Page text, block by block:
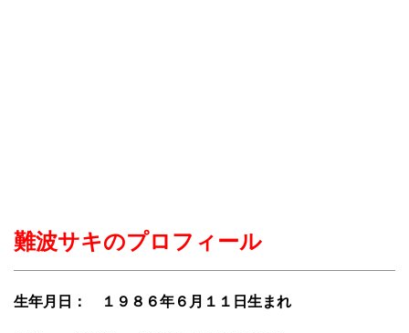
難波サキのプロフィール
生年月日： １９８６年６月１１日生まれ